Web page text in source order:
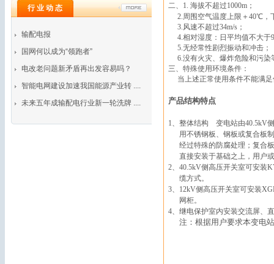
行 业 动 态
输配电报
国网何以成为“领跑者”
电改老问题新矛盾再出发容易吗？
智能电网建设加速我国能源产业转 ....
未来五年成输配电行业新一轮洗牌 ....
二、 1.海拔不超过1000m ；
2.周围空气温度上限＋40℃ ，
3.风速不超过34m/s ；
4.相对湿度：日平均值不大于
5.无经常性剧烈振动和冲击；
6.没有火灾、爆炸危险和污染
三、特殊使用环境条件：
当上述正常使用条件不能满
产品结构特点
1、整体结构 变电站由40.5kV
用不锈钢板、钢板或复合板
经过特殊的防腐处理；复合
直接安装于基础之上，用户
2、40.5kV侧高压开关室可安装
缆方式。
3、 12kV侧高压开关室可安装
网柜。
4、继电保护室内安装交流屏、
注：根据用户要求本变电